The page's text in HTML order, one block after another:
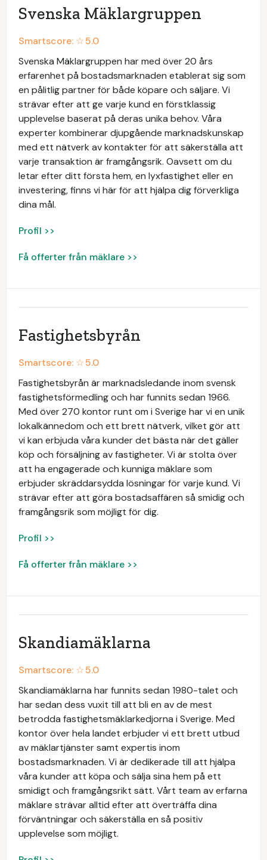
Svenska Mäklargruppen
Smartscore: ☆5.0
Svenska Mäklargruppen har med över 20 års
erfarenhet på bostadsmarknaden etablerat sig som
en pålitlig partner för både köpare och säljare. Vi
strävar efter att ge varje kund en förstklassig
upplevelse baserat på deras unika behov. Våra
experter kombinerar djupgående marknadskunskap
med ett nätverk av kontakter för att säkerställa att
varje transaktion är framgångsrik. Oavsett om du
letar efter ditt första hem, en lyxfastighet eller en
investering, finns vi här för att hjälpa dig förverkliga
dina mål.
Profil >>
Få offerter från mäklare >>
Fastighetsbyrån
Smartscore: ☆5.0
Fastighetsbyrån är marknadsledande inom svensk
fastighetsförmedling och har funnits sedan 1966.
Med över 270 kontor runt om i Sverige har vi en unik
lokalkännedom och ett brett nätverk, vilket gör att
vi kan erbjuda våra kunder det bästa när det gäller
köp och försäljning av fastigheter. Vi är stolta över
att ha engagerade och kunniga mäklare som
erbjuder skräddarsydda lösningar för varje kund. Vi
strävar efter att göra bostadsaffären så smidig och
framgångsrik som möjligt för dig.
Profil >>
Få offerter från mäklare >>
Skandiamäklarna
Smartscore: ☆5.0
Skandiamäklarna har funnits sedan 1980-talet och
har sedan dess vuxit till att bli en av de mest
betrodda fastighetsmäklarkedjorna i Sverige. Med
kontor över hela landet erbjuder vi ett brett utbud
av mäklartjänster samt expertis inom
bostadsmarknaden. Vi är dedikerade till att hjälpa
våra kunder att köpa och sälja sina hem på ett
smidigt och framgångsrikt sätt. Vårt team av erfarna
mäklare strävar alltid efter att överträffa dina
förväntningar och säkerställa en så positiv
upplevelse som möjligt.